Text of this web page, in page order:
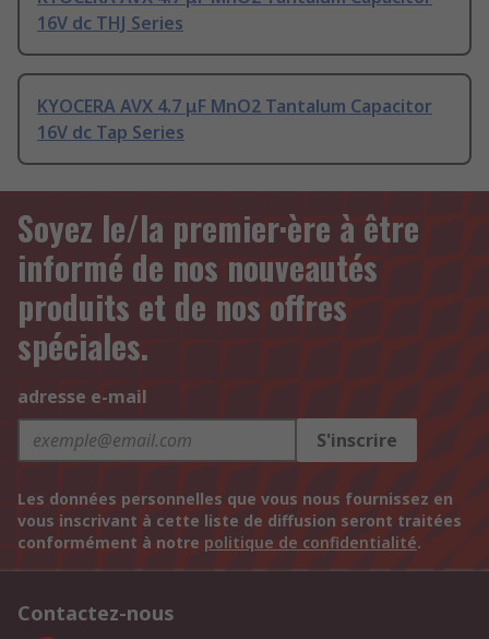
16V dc THJ Series
KYOCERA AVX 4.7 μF MnO2 Tantalum Capacitor
16V dc Tap Series
Soyez le/la premier·ère à être
informé de nos nouveautés
produits et de nos offres
spéciales.
adresse e-mail
S'inscrire
Les données personnelles que vous nous fournissez en
vous inscrivant à cette liste de diffusion seront traitées
conformément à notre politique de confidentialité.
Contactez-nous